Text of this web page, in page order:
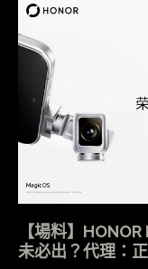
【場料】
未必出？代理：